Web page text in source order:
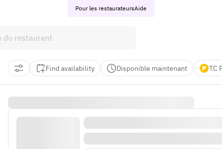
Pour les restaurateursAide
Find availability Disponible maintenant TC